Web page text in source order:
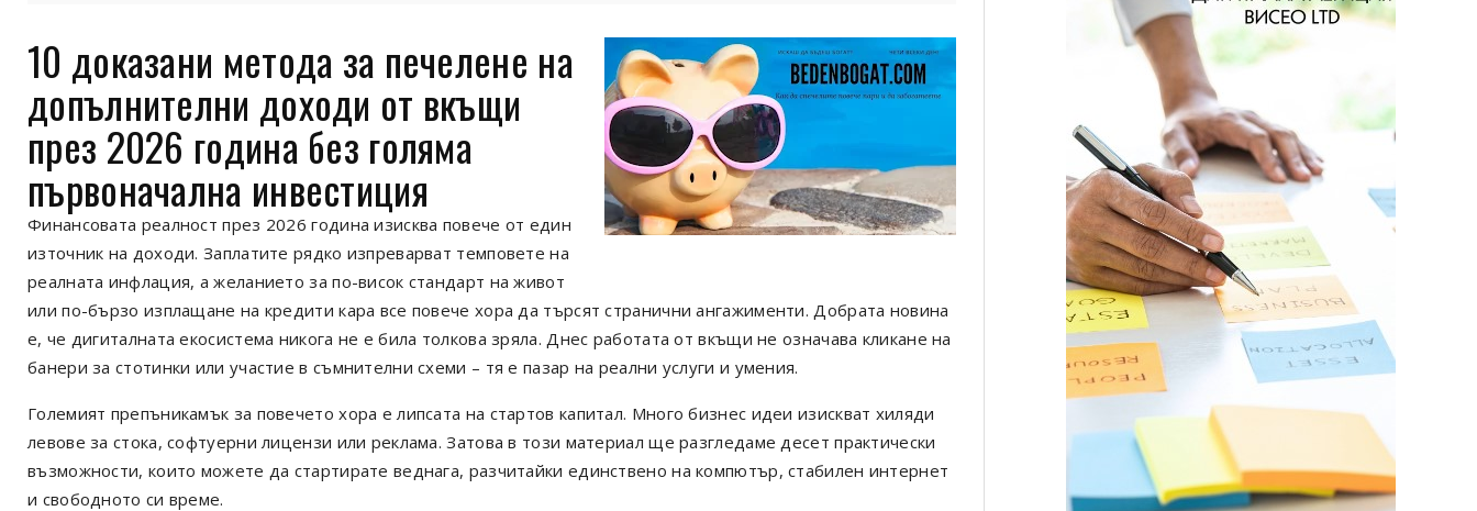
10 доказани метода за печелене на
допълнителни доходи от вкъщи
през 2026 година без голяма
първоначална инвестиция
Финансовата реалност през 2026 година изисква повече от един
източник на доходи. Заплатите рядко изпреварват темповете на
реалната инфлация, а желанието за по-висок стандарт на живот
или по-бързо изплащане на кредити кара все повече хора да търсят странични ангажименти. Добрата новина
е, че дигиталната екосистема никога не е била толкова зряла. Днес работата от вкъщи не означава кликане на
банери за стотинки или участие в съмнителни схеми – тя е пазар на реални услуги и умения.
Големият препъникамък за повечето хора е липсата на стартов капитал. Много бизнес идеи изискват хиляди
левове за стока, софтуерни лицензи или реклама. Затова в този материал ще разгледаме десет практически
възможности, които можете да стартирате веднага, разчитайки единствено на компютър, стабилен интернет
и свободното си време.